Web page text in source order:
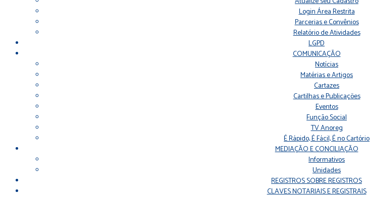
Login Área Restrita
Parcerias e Convênios
Relatório de Atividades
LGPD
COMUNICAÇÃO
Notícias
Matérias e Artigos
Cartazes
Cartilhas e Publicações
Eventos
Função Social
TV Anoreg
É Rápido, É Fácil, É no Cartório
MEDIAÇÃO E CONCILIAÇÃO
Informativos
Unidades
REGISTROS SOBRE REGISTROS
CLAVES NOTARIAIS E REGISTRAIS